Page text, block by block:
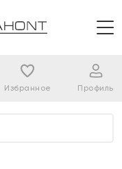
Избранное Профиль